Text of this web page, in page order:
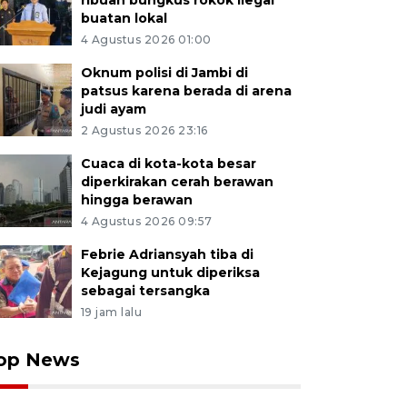
buatan lokal
4 Agustus 2026 01:00
Oknum polisi di Jambi di
patsus karena berada di arena
judi ayam
2 Agustus 2026 23:16
Cuaca di kota-kota besar
diperkirakan cerah berawan
hingga berawan
4 Agustus 2026 09:57
Febrie Adriansyah tiba di
Kejagung untuk diperiksa
sebagai tersangka
19 jam lalu
News